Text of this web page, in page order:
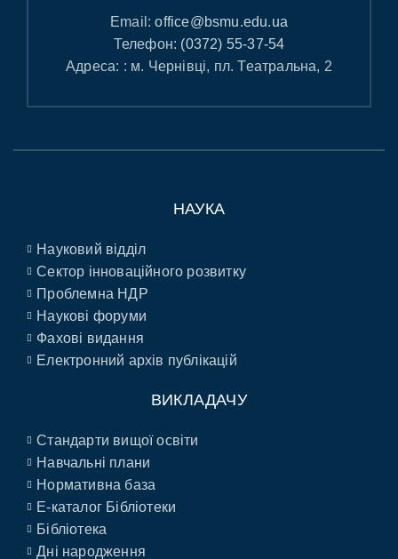
Email:office@bsmu.edu.ua
Телефон: (0372) 55-37-54
Адреса: : м. Чернівці, пл. Театральна, 2
НАУКА
Науковий відділ
Сектор інноваційного розвитку
Проблемна НДР
Наукові форуми
Фахові видання
Електронний архів публікацій
ВИКЛАДАЧУ
Стандарти вищої освіти
Навчальні плани
Нормативна база
E-каталог Бібліотеки
Бібліотека
Дні народження